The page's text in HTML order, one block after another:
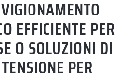
HVAC E
EFFICIENTE PER
O SOLUZIONI DI
PER
sulla privacy.